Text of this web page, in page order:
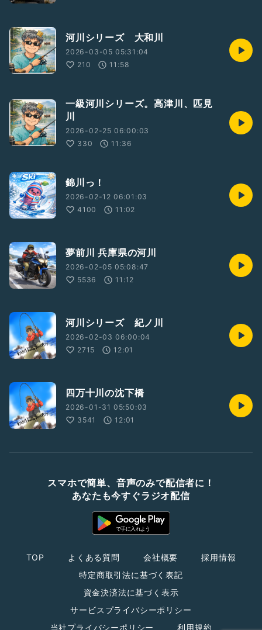
河川シリーズ 大和川
2026-03-05 05:31:04
210
11:58
一級河川シリーズ。高津川、匹見
川
2026-02-25 06:00:03
330
11:36
錦川っ！
2026-02-12 06:01:03
4100
11:02
夢前川 兵庫県の河川
2026-02-05 05:08:47
5536
11:12
河川シリーズ 紀ノ川
2026-02-03 06:00:04
2715
12:01
四万十川の沈下橋
2026-01-31 05:50:03
3541
12:01
スマホで簡単、音声のみで配信者に！
あなたも今すぐラジオ配信
TOP よくある質問 会社概要
採用情報
特定商取引法に基づく表記
資金決済法に基づく表示
サービスプライバシーポリシー
当社プライバシーポリシー
利用規約